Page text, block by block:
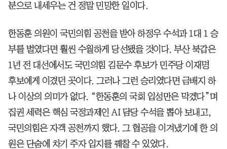
분으로 내세우는 건 정말 민망한 일이다.
한동훈 의원이 국민의힘 공천을 받아 하정우 수석과 1대 1 승
부를 벌였다면 훨씬 수월하게 당선됐을 것이다. 부산 북갑은
1년 전 대선에서도 국민의힘 김문수 후보가 민주당 이재명
후보에게 이겼던 곳이다. 그러나 그런 승리였다면 금배지 하
나 이상의 의미가 없다. “한동훈의 국회 입성만은 막겠다”며
집권 세력은 핵심 국정과제인 AI 담당 수석을 뽑아 보내고,
국민의힘은 자객 공천까지 했다. 그 협공을 이겨냈기에 한 의
원은 단숨에 차기 주자 입지를 꿰찰 수 있었다.